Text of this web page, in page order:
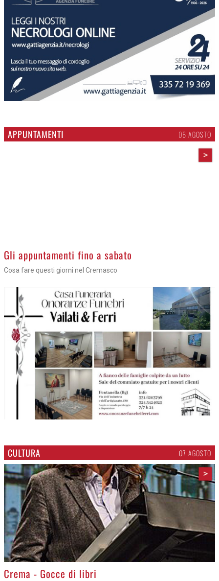
APPUNTAMENTI 06 AGOSTO
>
Gli appuntamenti fino a sabato
Cosa fare questi giorni nel Cremasco
CULTURA 07 AGOSTO
>
Crema - Gocce di libri